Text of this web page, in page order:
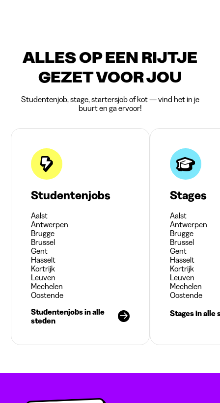
ALLES OP EEN RIJTJE
GEZET VOOR JOU
Studentenjob, stage, startersjob of kot — vind het in je
buurt en ga ervoor!
Studentenjobs
Aalst
Antwerpen
Brugge
Brussel
Gent
Hasselt
Kortrijk
Leuven
Mechelen
Oostende
Studentenjobs in alle
steden
Stages
Aalst
Antwerpen
Brugge
Brussel
Gent
Hasselt
Kortrijk
Leuven
Mechelen
Oostende
Stages in alle